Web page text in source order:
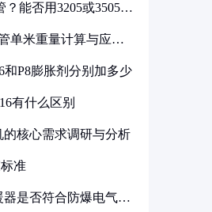
？能否用3205或3505代
单米重量计算与应用
和P8膨胀剂分别加多少
有什么区别
核心需求调研与分析
准
是否符合防爆电气设